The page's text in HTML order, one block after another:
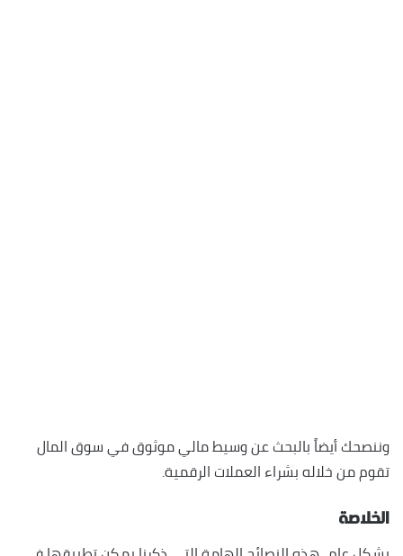
وننصحك أيضاً بالبحث عن وسيط مالي موثوق في سوق المال
تقوم من خلاله بشراء العملات الرقمية.
الخلاصة